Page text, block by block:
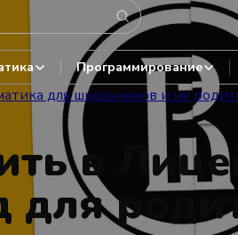
Программирование
для школьников и их
в
для